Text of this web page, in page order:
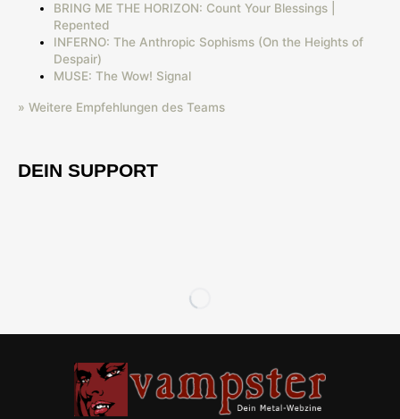
BRING ME THE HORIZON: Count Your Blessings |
Repented
INFERNO: The Anthropic Sophisms (On the Heights of
Despair)
MUSE: The Wow! Signal
» Weitere Empfehlungen des Teams
DEIN SUPPORT